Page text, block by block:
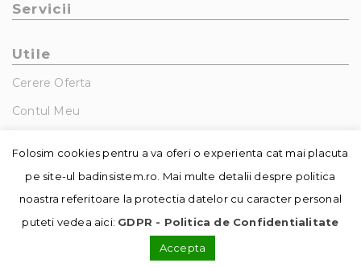
Servicii
Utile
Cerere Oferta
Contul Meu
© Copyright - Badin Sistem | realizat de
Folosim cookies pentru a va oferi o experienta cat mai placuta
pe site-ul badinsistem.ro. Mai multe detalii despre politica
noastra referitoare la protectia datelor cu caracter personal
puteti vedea aici: GDPR - Politica de Confidentialitate
Accepta